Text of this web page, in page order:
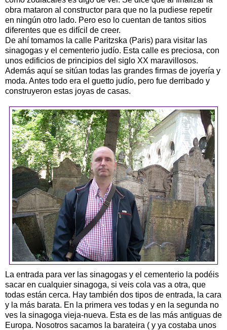
obra mataron al constructor para que no la pudiese repetir
en ningún otro lado. Pero eso lo cuentan de tantos sitios
diferentes que es difícil de creer.
De ahí tomamos la calle Paritzska (Paris) para visitar las
sinagogas y el cementerio judío. Esta calle es preciosa, con
unos edificios de principios del siglo XX maravillosos.
Además aquí se sitúan todas las grandes firmas de joyería y
moda. Antes todo era el guetto judío, pero fue derribado y
construyeron estas joyas de casas.
La entrada para ver las sinagogas y el cementerio la podéis
sacar en cualquier sinagoga, si veis cola vas a otra, que
todas están cerca. Hay también dos tipos de entrada, la cara
y la más barata. En la primera ves todas y en la segunda no
ves la sinagoga vieja-nueva. Esta es de las más antiguas de
Europa. Nosotros sacamos la barateira ( y ya costaba unos